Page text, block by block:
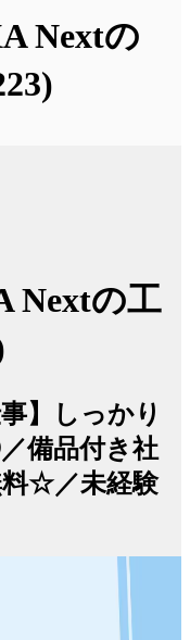
Nextの
Nextの工
】しっかり
備品付き社
料☆／未経験